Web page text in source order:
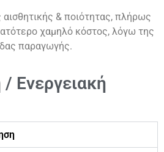
& ποιότητας, πλήρως
χαμηλό κόστος, λόγω της
παραγωγής.
/ Ενεργειακή